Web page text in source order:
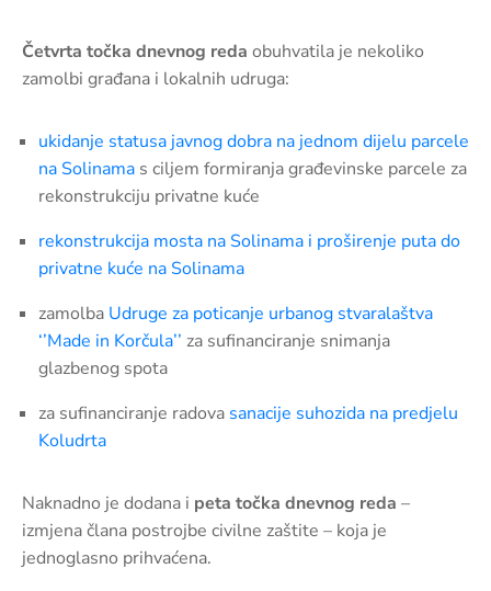
Četvrta točka dnevnog reda obuhvatila je nekoliko
zamolbi građana i lokalnih udruga:
ukidanje statusa javnog dobra na jednom dijelu parcele
na Solinama s ciljem formiranja građevinske parcele za
rekonstrukciju privatne kuće
rekonstrukcija mosta na Solinama i proširenje puta do
privatne kuće na Solinama
zamolba Udruge za poticanje urbanog stvaralaštva
‘’Made in Korčula’’ za sufinanciranje snimanja
glazbenog spota
za sufinanciranje radova sanacije suhozida na predjelu
Koludrta
Naknadno je dodana i peta točka dnevnog reda –
izmjena člana postrojbe civilne zaštite – koja je
jednoglasno prihvaćena.